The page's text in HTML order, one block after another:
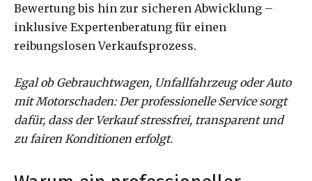
Bewertung bis hin zur sicheren Abwicklung –
inklusive Expertenberatung für einen
reibungslosen Verkaufsprozess.
Egal ob Gebrauchtwagen, Unfallfahrzeug oder Auto
mit Motorschaden: Der professionelle Service sorgt
dafür, dass der Verkauf stressfrei, transparent und
zu fairen Konditionen erfolgt.